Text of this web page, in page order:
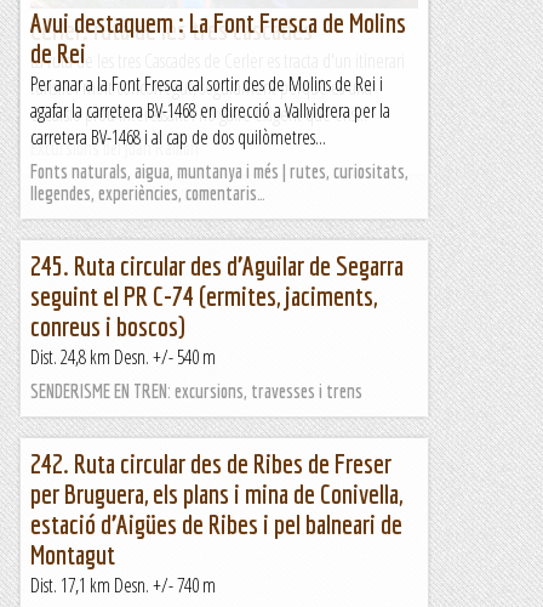
Cerler: ruta de les tres cascades
La ruta de les tres Cascades de Cerler es tracta d'un itinerari
turístic i molt concorregut, segurament perquè es una
excursió prou interessant i no gaire exigent que ens...
Excursions del Joan Ramon
Avui destaquem : La Font Fresca de Molins
de Rei
Per anar a la Font Fresca cal sortir des de Molins de Rei i
agafar la carretera BV-1468 en direcció a Vallvidrera per la
carretera BV-1468 i al cap de dos quilòmetres...
Fonts naturals, aigua, muntanya i més | rutes, curiositats,
llegendes, experiències, comentaris…
245. Ruta circular des d’Aguilar de Segarra
seguint el PR C-74 (ermites, jaciments,
conreus i boscos)
Dist. 24,8 km Desn. +/- 540 m
SENDERISME EN TREN: excursions, travesses i trens
242. Ruta circular des de Ribes de Freser
per Bruguera, els plans i mina de Conivella,
estació d’Aigües de Ribes i pel balneari de
Montagut
Dist. 17,1 km Desn. +/- 740 m